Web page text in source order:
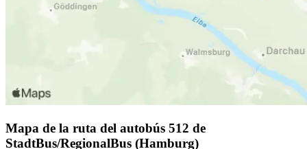
Mapa de la ruta del autobús 512 de
StadtBus/RegionalBus (Hamburg)